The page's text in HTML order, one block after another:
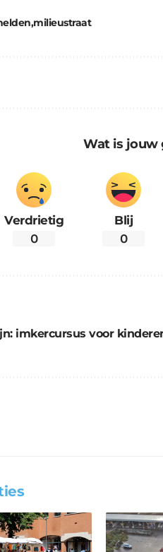
milieustraat
Wat is jouw
Verdrietig
0
Blij
0
imkercursus voor